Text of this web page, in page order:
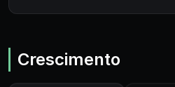
Crescimento